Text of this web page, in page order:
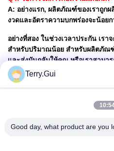
A: อย่างแรก, ผลิตภัณฑ์ของเราถูก
งวดและอัตราความบกพร่องจะน้อยก
อย่างที่สอง ในช่วงเวลาประกัน เรา
สําหรับปริมาณน้อย สําหรับผลิตภัณ
และส่งมันกลับให้คุณ หรือเราสามาร
กลับตามสถานการณ์จริง.
โปรไฟล์บริษัท
Chenglei ได้มีการพัฒนาและผลิต เ
อุตสาหกรรม.เรามีทีมงานวิจัยและ
Terry.Gui
Good day, what product are you